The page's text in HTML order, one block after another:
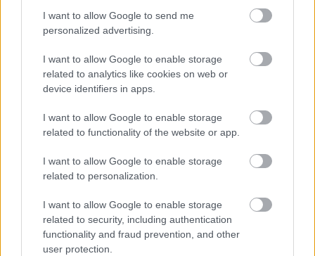
I want to allow Google to send me
personalized advertising.
I want to allow Google to enable storage
related to analytics like cookies on web or
device identifiers in apps.
I want to allow Google to enable storage
related to functionality of the website or app.
I want to allow Google to enable storage
related to personalization.
I want to allow Google to enable storage
related to security, including authentication
functionality and fraud prevention, and other
user protection.
Nem ecettel és nem szódabikarbónával: ezzel lesz újra